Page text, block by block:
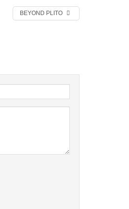
BEYOND PLITO